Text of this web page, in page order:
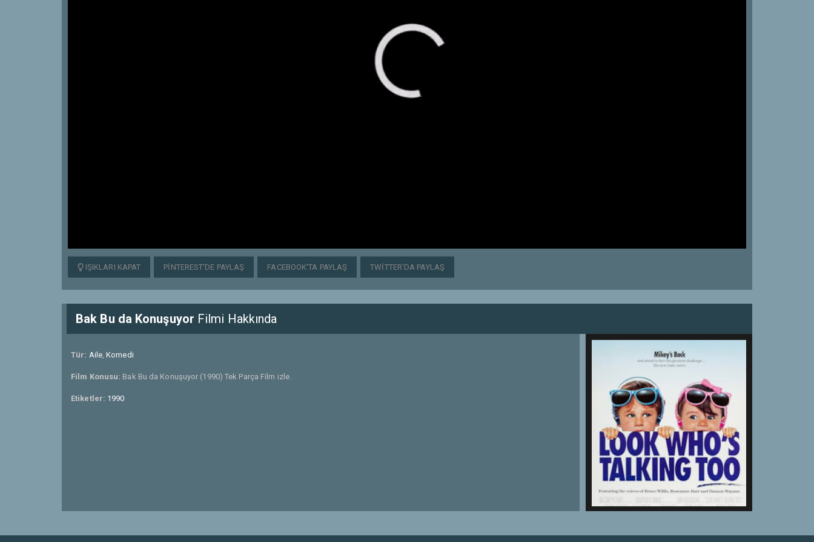
IŞIKLARI KAPAT PINTEREST'DE PAYLAŞ FACEBOOK'TA PAYLAŞ TWITTER'DA PAYLAŞ
Bak Bu da Konuşuyor Filmi Hakkında
Tür: Aile,Komedi
Film Konusu: Bak Bu da Konuşuyor (1990) Tek Parça Film izle.
Etiketler: 1990